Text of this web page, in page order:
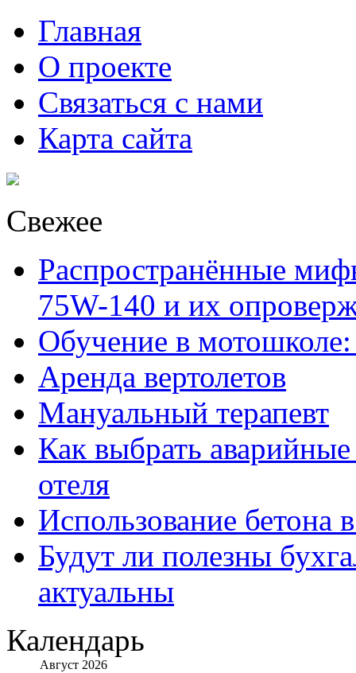
Главная
О проекте
Связаться с нами
Карта сайта
Свежее
Распространённые
75W-140 и их
Обучение в
Аренда вертолетов
Мануальный терапевт
Как выбрать
отеля
Использование бетона
Будут ли полезны
актуальны
Календарь
Август 2026